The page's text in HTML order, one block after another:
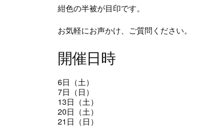
紺色の半被が目印です。
お気軽にお声かけ、ご質問ください。
開催日時
6日（土）
7日（日）
13日（土）
20日（土）
21日（日）